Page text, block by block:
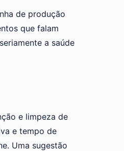
de produção
que falam
a saúde
e limpeza de
e tempo de
Uma sugestão